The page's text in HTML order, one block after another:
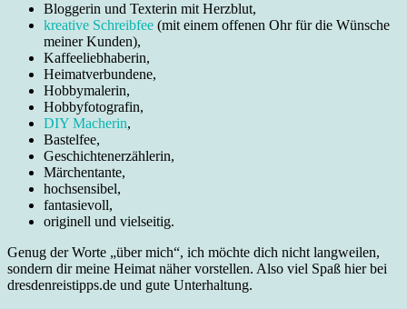
Bloggerin und Texterin mit Herzblut,
kreative Schreibfee (mit einem offenen Ohr für die Wünsche
meiner Kunden),
Kaffeeliebhaberin,
Heimatverbundene,
Hobbymalerin,
Hobbyfotografin,
DIY Macherin,
Bastelfee,
Geschichtenerzählerin,
Märchentante,
hochsensibel,
fantasievoll,
originell und vielseitig.
Genug der Worte „über mich“, ich möchte dich nicht langweilen,
sondern dir meine Heimat näher vorstellen. Also viel Spaß hier bei
dresdenreistipps.de und gute Unterhaltung.